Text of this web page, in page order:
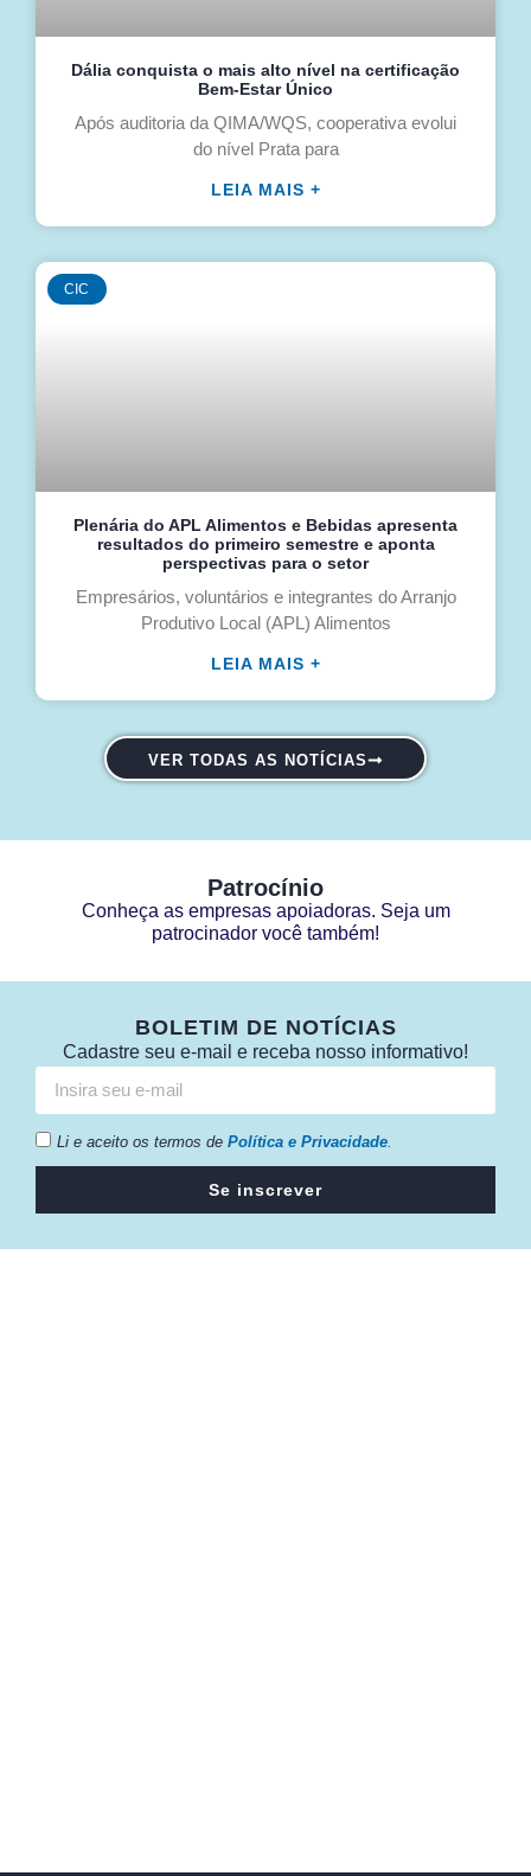
Dália conquista o mais alto nível na certificação
Bem-Estar Único
Após auditoria da QIMA/WQS, cooperativa evolui
do nível Prata para
LEIA MAIS +
CIC
Plenária do APL Alimentos e Bebidas apresenta
resultados do primeiro semestre e aponta
perspectivas para o setor
Empresários, voluntários e integrantes do Arranjo
Produtivo Local (APL) Alimentos
LEIA MAIS +
VER TODAS AS NOTÍCIAS
Patrocínio
Conheça as empresas apoiadoras. Seja um
patrocinador você também!
BOLETIM DE NOTÍCIAS
Cadastre seu e-mail e receba nosso informativo!
Li e aceito os termos de Política e Privacidade.
Se inscrever